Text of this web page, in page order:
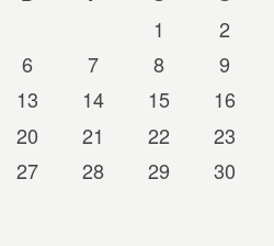
1
2
6 7 8
9
13 14 15
16
20 21 22
23
27 28 29
30